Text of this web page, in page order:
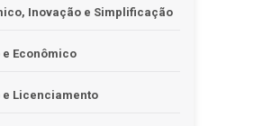
Inovação e Simplificação
Econômico
e Licenciamento